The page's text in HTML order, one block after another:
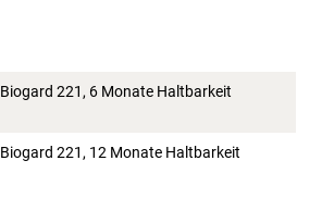
Biogard 221, 6 Monate Haltbarkeit
Biogard 221, 12 Monate Haltbarkeit